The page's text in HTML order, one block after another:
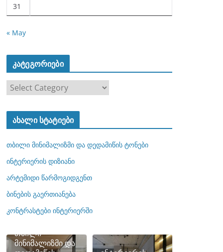
31
« May
კატეგორიები
ტ
ო
რ
ბ
ი
ახალი სტატიები
თბილი მინიმალიზმი და დედამიწის ტონები
ინტერიერის დიზიანი
არტემიდი წარმოგიდგენთ
ბინების გაერთიანება
კონტრასტები ინტერიერში
თბილი
მინიმალიზმი და